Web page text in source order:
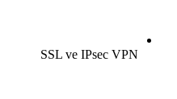
SSL ve IPsec VPN